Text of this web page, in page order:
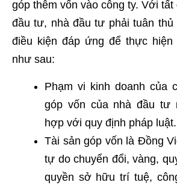
góp thêm vốn vào công ty. Với
đầu tư, nhà đầu tư phải tuân thủ
điều kiện đáp ứng để thực hiện
như sau:
Phạm vi kinh doanh của
góp vốn của nhà đầu tư
hợp với quy định pháp luật.
Tài sản góp vốn là Đồng
tự do chuyển đổi, vàng,
quyền sở hữu trí tuệ,